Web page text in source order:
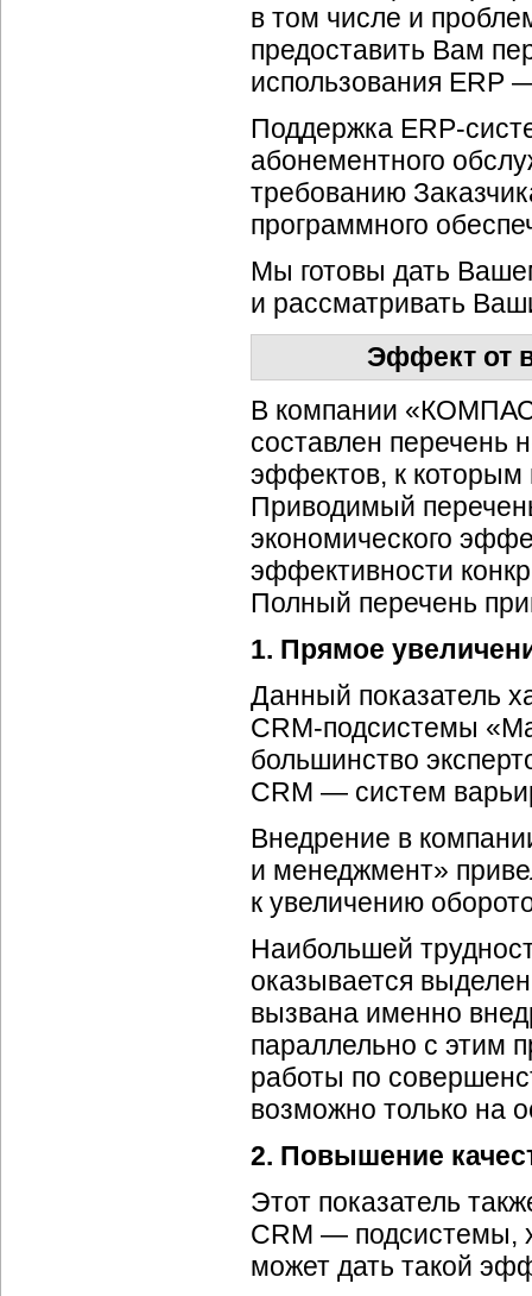
в том числе и
предоставить Вам
использования ERP
Поддержка ERP-
абонементного
требованию
программного
Мы готовы дать
и рассматривать
Эффект от
В компании
составлен перечень
эффектов, к которым
Приводимый
экономического
эффективности
Полный перечень
1. Прямое
Данный показатель
CRM-подсистемы
большинство
CRM — систем
Внедрение в
и менеджмент»
к увеличению
Наибольшей
оказывается
вызвана именно
параллельно с этим
работы по
возможно только на
2. Повышение
Этот показатель
CRM — подсистемы,
может дать такой